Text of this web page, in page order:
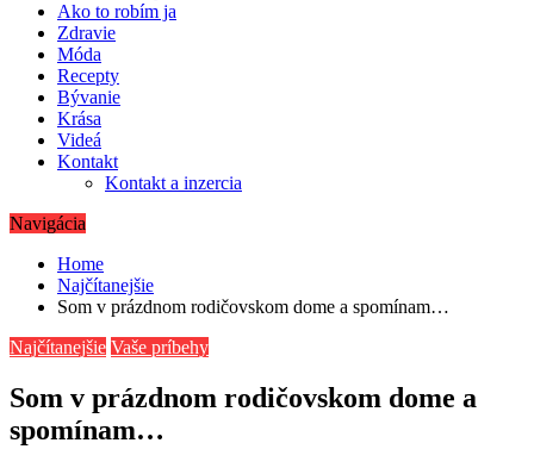
Ako to robím ja
Zdravie
Móda
Recepty
Bývanie
Krása
Videá
Kontakt
Kontakt a inzercia
Navigácia
Home
Najčítanejšie
Som v prázdnom rodičovskom dome a spomínam…
Najčítanejšie Vaše príbehy
Som v prázdnom rodičovskom dome a
spomínam…